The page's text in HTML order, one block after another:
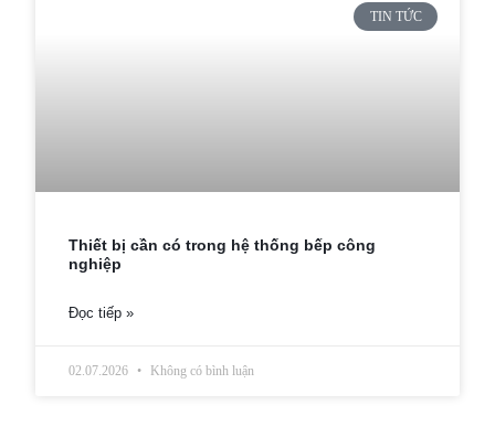
TIN TỨC
Thiết bị cần có trong hệ thống bếp công
nghiệp
Đọc tiếp »
02.07.2026 Không có bình luận